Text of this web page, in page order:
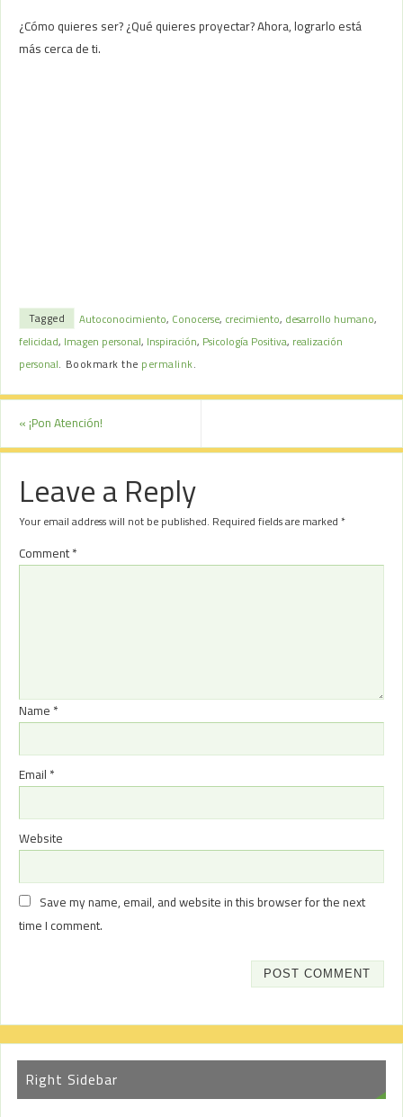
¿Cómo quieres ser? ¿Qué quieres proyectar? Ahora, lograrlo está
más cerca de ti.
Tagged Autoconocimiento, Conocerse, crecimiento, desarrollo humano,
felicidad, Imagen personal, Inspiración, Psicología Positiva, realización
personal. Bookmark the permalink.
« ¡Pon Atención!
Leave a Reply
Your email address will not be published. Required fields are marked*
Comment*
Name *
Email *
Website
Save my name, email, and website in this browser for the next
time I comment.
Right Sidebar